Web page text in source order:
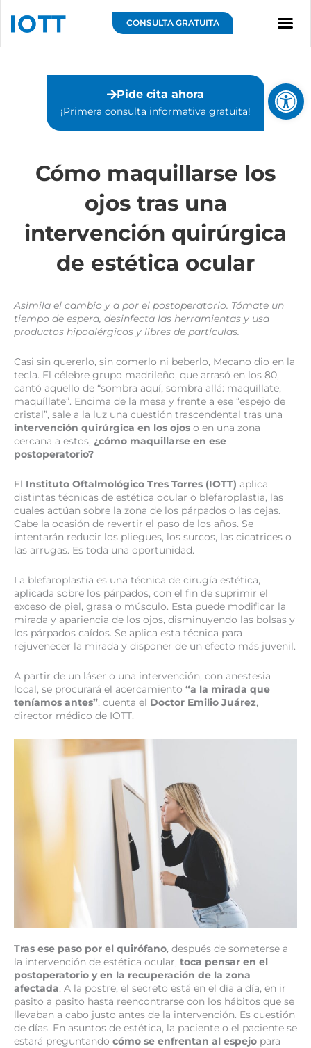
Abrir
contenido
CONSULTA GRATUITA
Pide cita ahora
¡Primera consulta informativa gratuita!⁣
Cómo maquillarse los
ojos tras una
intervención quirúrgica
de estética ocular
Asimila el cambio y a por el postoperatorio. Tómate un
tiempo de espera, desinfecta las herramientas y usa
productos hipoalérgicos y libres de partículas.
Casi sin quererlo, sin comerlo ni beberlo, Mecano dio en la
tecla. El célebre grupo madrileño, que arrasó en los 80,
cantó aquello de “sombra aquí, sombra allá: maquíllate,
maquíllate”. Encima de la mesa y frente a ese “espejo de
cristal”, sale a la luz una cuestión trascendental tras una
intervención quirúrgica en los ojos o en una zona
cercana a estos, ¿cómo maquillarse en ese
postoperatorio?
El Instituto Oftalmológico Tres Torres (IOTT) aplica
distintas técnicas de estética ocular o blefaroplastia, las
cuales actúan sobre la zona de los párpados o las cejas.
Cabe la ocasión de revertir el paso de los años. Se
intentarán reducir los pliegues, los surcos, las cicatrices o
las arrugas. Es toda una oportunidad.
La blefaroplastia es una técnica de cirugía estética,
aplicada sobre los párpados, con el fin de suprimir el
exceso de piel, grasa o músculo. Esta puede modificar la
mirada y apariencia de los ojos, disminuyendo las bolsas y
los párpados caídos. Se aplica esta técnica para
rejuvenecer la mirada y disponer de un efecto más juvenil.
A partir de un láser o una intervención, con anestesia
local, se procurará el acercamiento “a la mirada que
teníamos antes”, cuenta el Doctor Emilio Juárez,
director médico de IOTT.
Tras ese paso por el quirófano, después de someterse a
la intervención de estética ocular, toca pensar en el
postoperatorio y en la recuperación de la zona
afectada. A la postre, el secreto está en el día a día, en ir
pasito a pasito hasta reencontrarse con los hábitos que se
llevaban a cabo justo antes de la intervención. Es cuestión
de días. En asuntos de estética, la paciente o el paciente se
estará preguntando cómo se enfrentan al espejo para